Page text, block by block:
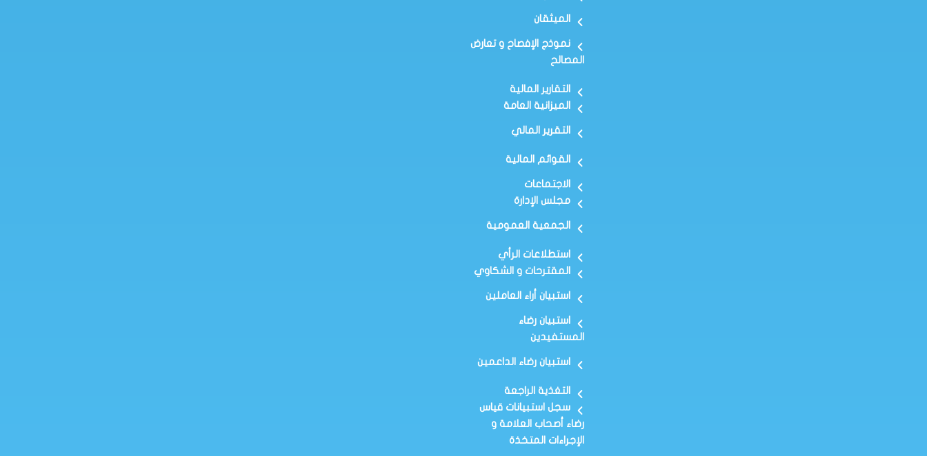
الميثقان
نموذج الإفصاح و تعارض
المصالح
التقارير المالية
الميزانية العامة
التقرير المالي
القوائم المالية
الاجتماعات
مجلس الإدارة
الجمعية العمومية
استطلاعات الرأي
المقترحات و الشكاوي
استبيان أراء العاملين
استبيان رضاء
المستفيدين
استبيان رضاء الداعمين
التغذية الراجعة
سجل استبيانات قياس
رضاء أصحاب العلامة و
الإجراءات المتخذة